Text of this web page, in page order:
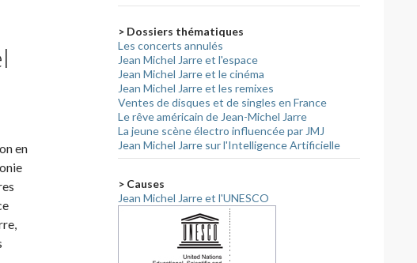
en
> Dossiers thématiques
Les concerts annulés
Jean Michel Jarre et l'espace
Jean Michel Jarre et le cinéma
Jean Michel Jarre et les remixes
Ventes de disques et de singles en France
Le rêve américain de Jean-Michel Jarre
La jeune scène électro influencée par JMJ
Jean Michel Jarre sur l'Intelligence Artificielle
> Causes
Jean Michel Jarre et l'UNESCO